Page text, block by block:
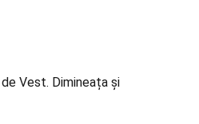
Vest. Dimineața și